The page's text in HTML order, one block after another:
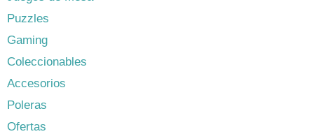
Puzzles
Gaming
Coleccionables
Accesorios
Poleras
Ofertas